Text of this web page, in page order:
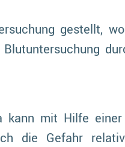
gestellt,
mit Hilfe einer
die Gefahr